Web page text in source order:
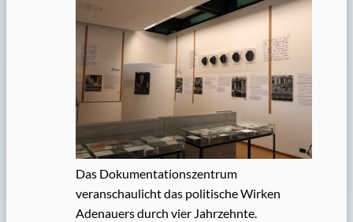
Das Dokumentationszentrum
veranschaulicht das politische Wirken
Adenauers durch vier Jahrzehnte.